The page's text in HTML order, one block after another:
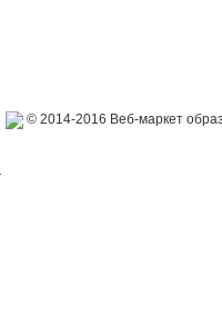
© 2014-2016 Веб-маркет